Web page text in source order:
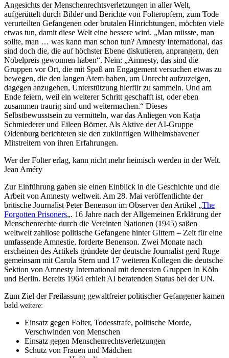
Angesichts der Menschenrechtsverletzungen in aller Welt,
aufgerüttelt durch Bilder und Berichte von Folteropfern, zum Tode
verurteilten Gefangenen oder brutalen Hinrichtungen, möchten viele
etwas tun, damit diese Welt eine bessere wird. „Man müsste, man
sollte, man … was kann man schon tun? Amnesty International, das
sind doch die, die auf höchster Ebene diskutieren, anprangern, den
Nobelpreis gewonnen haben“. Nein: „Amnesty, das sind die
Gruppen vor Ort, die mit Spaß am Engagement versuchen etwas zu
bewegen, die den langen Atem haben, um Unrecht aufzuzeigen,
dagegen anzugehen, Unterstützung hierfür zu sammeln. Und am
Ende feiern, weil ein weiterer Schritt geschafft ist, oder eben
zusammen traurig sind und weitermachen.“ Dieses
Selbstbewusstsein zu vermitteln, war das Anliegen von Katja
Schmiederer und Eileen Börner. Als Aktive der AI-Gruppe
Oldenburg berichteten sie den zukünftigen Wilhelmshavener
Mitstreitern von ihren Erfahrungen.
Wer der Folter erlag, kann nicht mehr heimisch werden in der Welt.
Jean Améry
Zur Einführung gaben sie einen Einblick in die Geschichte und die
Arbeit von Amnesty weltweit. Am 28. Mai veröffentlichte der
britische Journalist Peter Benenson im Observer den Artikel „The
Forgotten Prisoners„. 16 Jahre nach der Allgemeinen Erklärung der
Menschenrechte durch die Vereinten Nationen (1945) saßen
weltweit zahllose politische Gefangene hinter Gittern – Zeit für eine
umfassende Amnestie, forderte Benenson. Zwei Monate nach
erscheinen des Artikels gründete der deutsche Journalist gerd Ruge
gemeinsam mit Carola Stern und 17 weiteren Kollegen die deutsche
Sektion von Amnesty International mit denersten Gruppen in Köln
und Berlin. Bereits 1964 erhielt AI beratenden Status bei der UN.
Zum Ziel der Freilassung gewaltfreier politischer Gefangener kamen
bald weitere:
Einsatz gegen Folter, Todesstrafe, politische Morde,
Verschwinden von Menschen
Einsatz gegen Menschenrechtsverletzungen
Schutz von Frauen und Mädchen